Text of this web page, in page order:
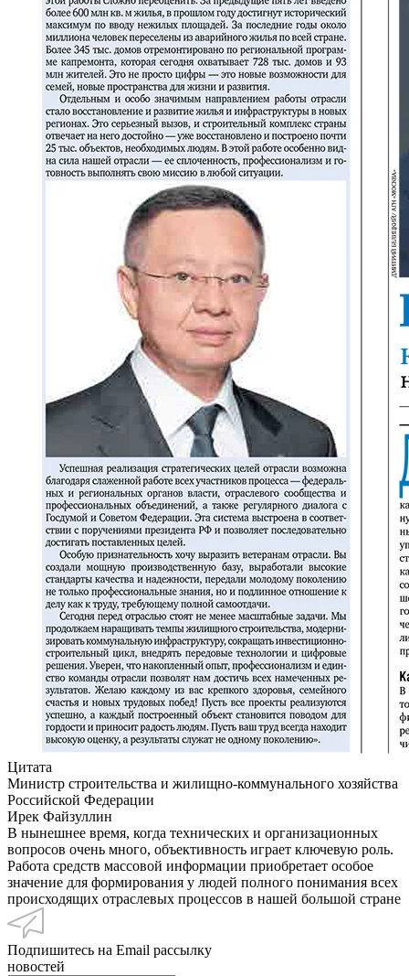
Цитата
Министр строительства и жилищно-коммунального хозяйства
Российской Федерации
Ирек Файзуллин
В нынешнее время, когда технических и организационных
вопросов очень много, объективность играет ключевую роль.
Работа средств массовой информации приобретает особое
значение для формирования у людей полного понимания всех
происходящих отраслевых процессов в нашей большой стране
Подпишитесь на Email рассылку
новостей